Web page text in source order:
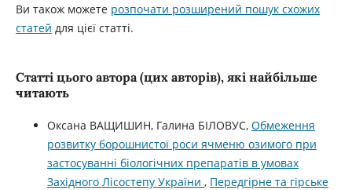
Ви також можете розпочати розширений пошук схожих
статей для цієї статті.
Статті цього автора (цих авторів), які найбільше
читають
Оксана ВАЩИШИН, Галина БІЛОВУС, Обмеження
розвитку борошнистої роси ячменю озимого при
застосуванні біологічних препаратів в умовах
Західного Лісостепу України , Передгірне та гірське